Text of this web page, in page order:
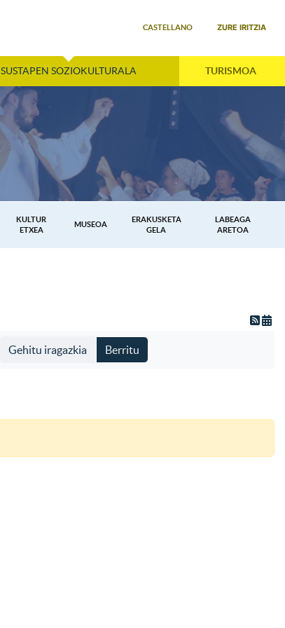
CASTELLANO ZURE IRITZIA
SUSTAPEN SOZIOKULTURALA TURISMOA
KULTUR
ETXEA
MUSEOA
ERAKUSKETA
GELA
LABEAGA
ARETOA
Gehitu iragazkia Berritu